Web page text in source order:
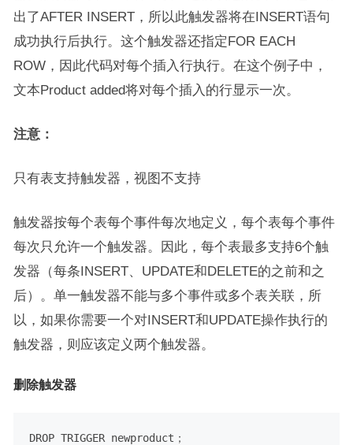
出了AFTER INSERT，所以此触发器将在INSERT语句
成功执行后执行。这个触发器还指定FOR EACH
ROW，因此代码对每个插入行执行。在这个例子中，
文本Product added将对每个插入的行显示一次。
注意：
只有表支持触发器，视图不支持
触发器按每个表每个事件每次地定义，每个表每个事件
每次只允许一个触发器。因此，每个表最多支持6个触
发器（每条INSERT、UPDATE和DELETE的之前和之
后）。单一触发器不能与多个事件或多个表关联，所
以，如果你需要一个对INSERT和UPDATE操作执行的
触发器，则应该定义两个触发器。
删除触发器
DROP TRIGGER